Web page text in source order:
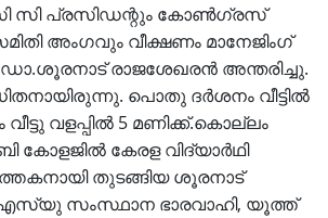
സി പ്രസിഡന്റും കോൺഗ്രസ്
അംഗവും വീക്ഷണം മാനേജിംഗ്
രാജശേഖരൻ അന്തരിച്ചു.
പൊതു ദർശനം വീട്ടിൽ
വീട്ടു വളപ്പിൽ 5 മണിക്ക്.കൊല്ലം
കോളജിൽ കേരള വിദ്യാർഥി
തുടങ്ങിയ ശൂരനാട്
സംസ്ഥാന ഭാരവാഹി, യൂത്ത്